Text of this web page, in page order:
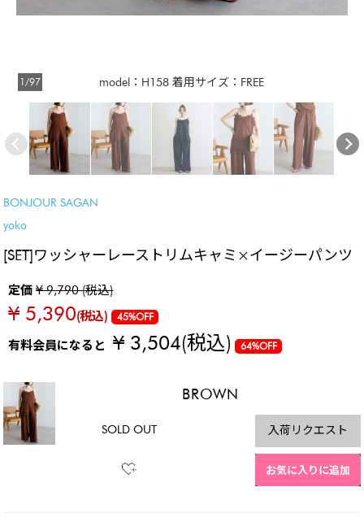
model：H158 着用サイズ：FREE
1/97
BONJOUR SAGAN
yoko
[SET]ワッシャーレーストリムキャミ×イージーパンツ
定価¥ 9,790 (税込)
¥ 5,390(税込) 45%OFF
有料会員になると¥ 3,504(税込) 64%OFF
BROWN
SOLD OUT 入荷リクエスト
お気に入りに追加